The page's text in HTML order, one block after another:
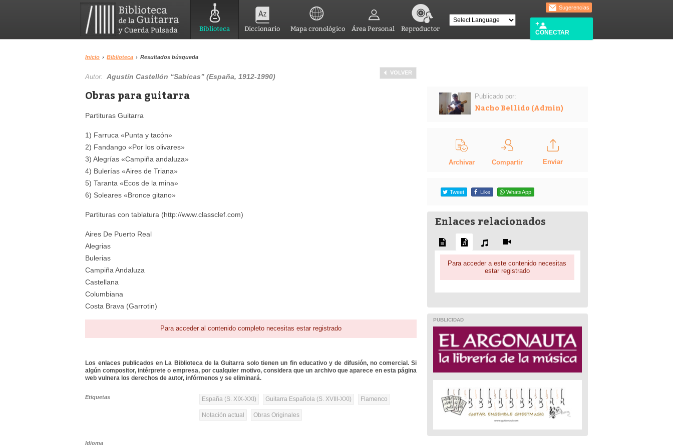
Biblioteca Diccionario Mapa cronológico Área Personal Reproductor
Sugerencias
CONECTAR
Inicio › Biblioteca › Resultados búsqueda
VOLVER
Autor:Agustín Castellón “Sabicas” (España, 1912-1990)
Obras para guitarra
Partituras Guitarra
1) Farruca «Punta y tacón»
2) Fandango «Por los olivares»
3) Alegrías «Campiña andaluza»
4) Bulerías «Aires de Triana»
5) Taranta «Ecos de la mina»
6) Soleares «Bronce gitano»
Partituras con tablatura (http://www.classclef.com)
Aires De Puerto Real
Alegrias
Bulerias
Campiña Andaluza
Castellana
Columbiana
Costa Brava (Garrotin)
Para acceder al contenido completo necesitas estar registrado
Los enlaces publicados en La Biblioteca de la Guitarra solo tienen un fin educativo y de difusión, no comercial. Si
algún compositor, intérprete o empresa, por cualquier motivo, considera que un archivo que aparece en esta página
web vulnera los derechos de autor, infórmenos y se eliminará.
Etiquetas España (S. XIX-XXI) Guitarra Española (S. XVIII-XXI) Flamenco
Notación actual Obras Originales
Idioma
Publicado por:
Nacho Bellido (Admin)
Archivar Compartir Enviar
Tweet Like WhatsApp
Enlaces relacionados
Para acceder a este contenido necesitas
estar registrado
PUBLICIDAD